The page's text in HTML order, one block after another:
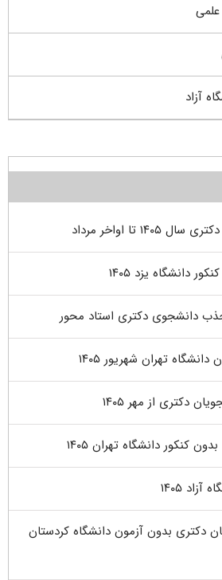
آزاد
تا اواخر مرداد
دانشگاه یزد ۱۴۰۵
جذب دانشجوی دکتری استاد محور
تهران شهریور ۱۴۰۵
دکتری از مهر ۱۴۰۵
کنکور دانشگاه تهران ۱۴۰۵
۱۴۰۵
دکتری بدون آزمون دانشگاه کردستان